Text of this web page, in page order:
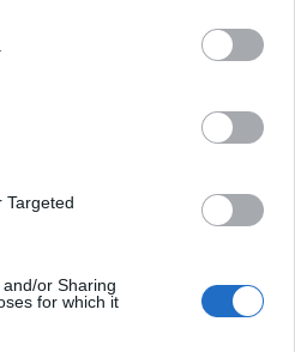
Targeted
or Sharing
for which it
secondo il
i
di
del tavolo